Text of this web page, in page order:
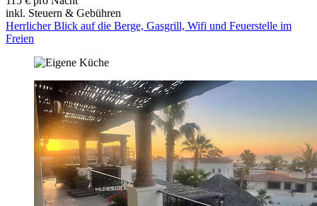
inkl. Steuern & Gebühren
Herrlicher Blick auf die Berge, Gasgrill, Wifi und Feuerstelle im
Freien